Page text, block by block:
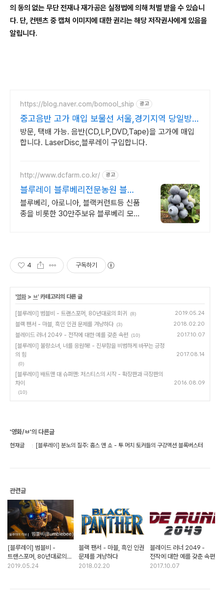
의 동의 없는 무단 전재나 재가공은 실정법에 의해 처벌 받을 수 있습니
다. 단, 컨텐츠 중 캡쳐 이미지에 대한 권리는 해당 저작권사에게 있음을
알립니다.
https://blog.naver.com/bomool_ship 광고
중고음반 고가 매입 보물선 서울,경기지역 당일방문
가능
방문, 택배 가능. 음반(CD,LP,DVD,Tape)을 고가에 매입
합니다. LaserDisc,블루레이 구입합니다.
http://www.dcfarm.co.kr/ 광고
블루레이 블루베리전문농원 블루
베리묘목 농자재 영양제
블루베리, 아로니아, 블랙커런트등 신품
종을 비롯한 30만주보유 블루베리 모든
4 구독하기
'영화> ㅂ' 카테고리의 다른 글
[블루레이] 범블비 - 트랜스포머, 80년대로의 회귀 (8) 2019.05.24
블랙 팬서 - 마블, 흑인 인권 문제를 겨냥하다 (3) 2018.02.20
블레이드 러너 2049 - 전작에 대한 예를 갖춘 속편 (10) 2017.10.07
[블루레이] 불량소녀, 너를 응원해! - 진부함을 비범하게 바꾸는 긍정
의 힘
(0)
2017.08.14
[블루레이] 배트맨 대 슈퍼맨: 저스티스의 시작 - 확장판과 극장판의
차이
(10)
2016.08.09
'영화/ㅂ'의 다른글
현재글 [블루레이] 분노의 질주: 홉스 앤 쇼 - 투 머치 토커들의 구강액션 블록버스터
관련글
[블루레이] 범블비 -
트랜스포머, 80년대로의
회귀
2019.05.24
블랙 팬서 - 마블, 흑인 인권
문제를 겨냥하다
2018.02.20
블레이드 러너 2049 -
전작에 대한 예를 갖춘 속편
2017.10.07